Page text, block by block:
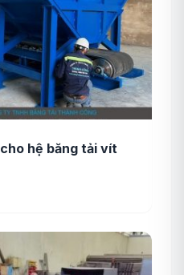
hệ băng tải vít